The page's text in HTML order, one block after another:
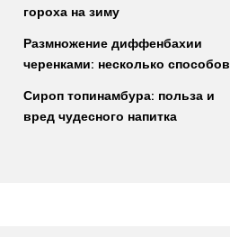
гороха на зиму
Размножение диффенбахии
черенками: несколько способов
Сироп топинамбура: польза и
вред чудесного напитка